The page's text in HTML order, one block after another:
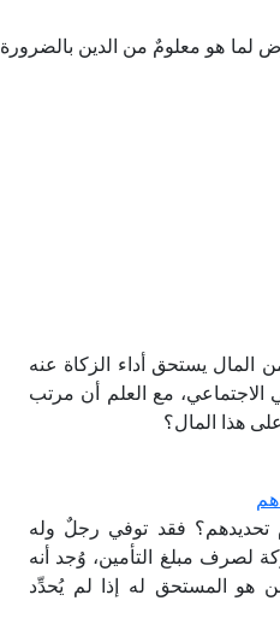
لما هو معلومٌ من الدين بالضرورة
المال يستحق أداء الزكاة عنه
الاجتماعي، مع العلم أن مرتب
هذا المال؟
تحديدهم؟ فقد توفي رجلٌ وله
لصرف مبلغ التأمين، وُجد أنه
هو المستحق له إذا لم يُحدِّد